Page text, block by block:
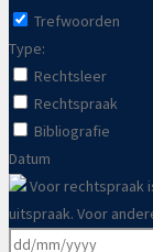
Trefwoorden
Type:
Rechtsleer
Rechtspraak
Bibliografie
Datum
Voor rechtspraak
uitspraak. Voor